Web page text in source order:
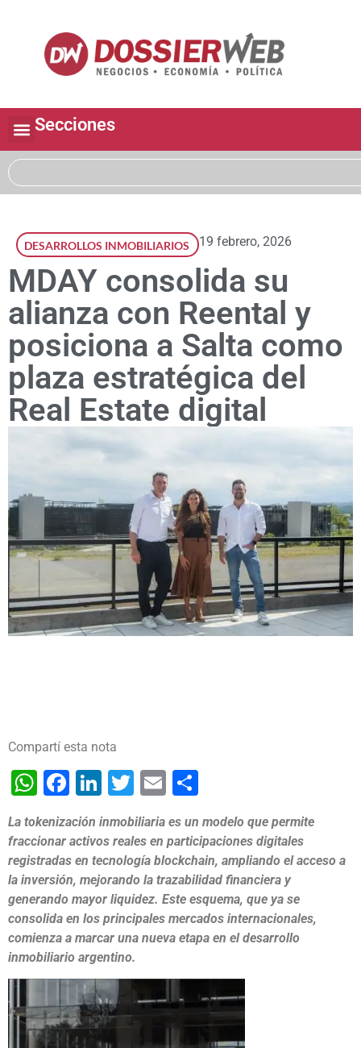
Secciones
DESARROLLOS INMOBILIARIOS 19 febrero, 2026
MDAY consolida su
alianza con Reental y
posiciona a Salta como
plaza estratégica del
Real Estate digital
Compartí esta nota
WhatsApp
Facebook
LinkedIn
Twitter
Email
La tokenización inmobiliaria es un modelo que permite
fraccionar activos reales en participaciones digitales
registradas en tecnología blockchain, ampliando el acceso a
la inversión, mejorando la trazabilidad financiera y
generando mayor liquidez. Este esquema, que ya se
consolida en los principales mercados internacionales,
comienza a marcar una nueva etapa en el desarrollo
inmobiliario argentino.